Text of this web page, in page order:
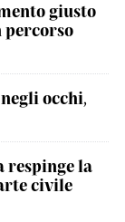
giusto
percorso
occhi,
respinge la
civile